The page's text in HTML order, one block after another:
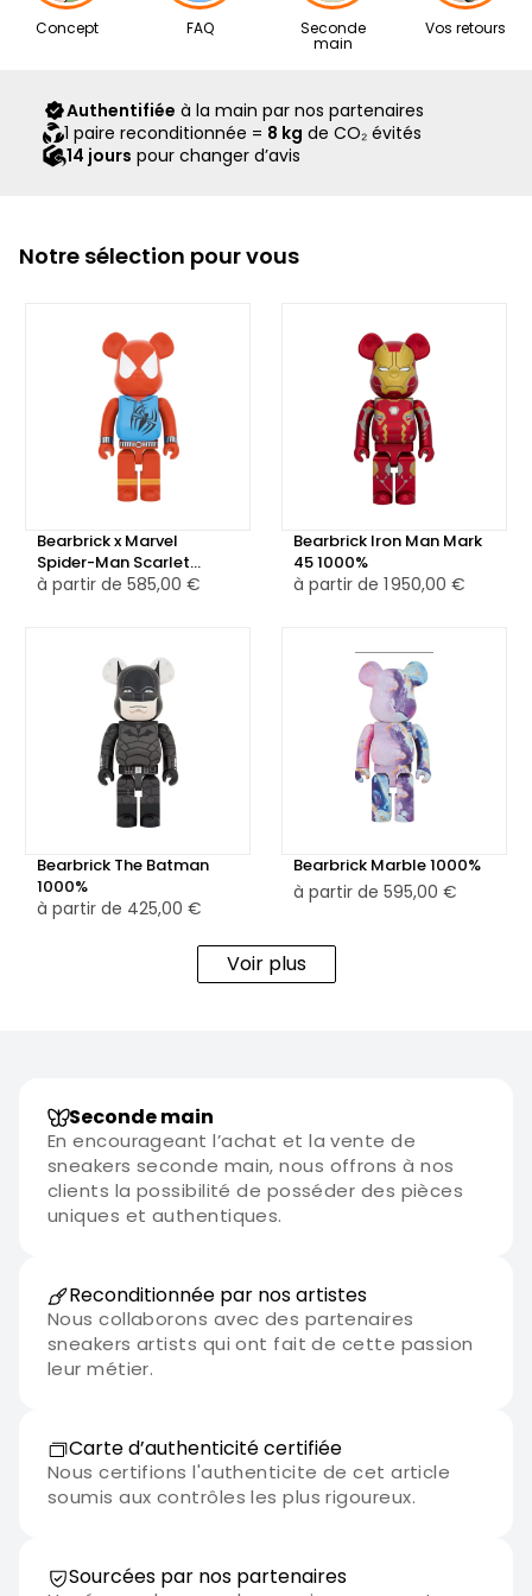
revendeurs partenaires, sélectionnés avec soin pour leur
scellé Second Step attestant qu’ils ont été contrôlés et
expédiés par notre équipe.
Concept FAQ Seconde
main
Vos retours
Authentifiée à la main par nos partenaires
1 paire reconditionnée = 8 kg de CO₂ évités
14 jours pour changer d’avis
Notre sélection pour vous
Bearbrick x Marvel
Spider-Man Scarlet
Spider 1000%
à partir de 585,00 €
Bearbrick Iron Man Mark
45 1000%
à partir de 1 950,00 €
Bearbrick The Batman
1000%
à partir de 425,00 €
Bearbrick Marble 1000%
à partir de 595,00 €
Voir plus
Seconde main
En encourageant l’achat et la vente de
sneakers seconde main, nous offrons à nos
clients la possibilité de posséder des pièces
uniques et authentiques.
Reconditionnée par nos artistes
Nous collaborons avec des partenaires
sneakers artists qui ont fait de cette passion
leur métier.
Carte d’authenticité certifiée
Nous certifions l'authenticite de cet article
soumis aux contrôles les plus rigoureux.
Sourcées par nos partenaires